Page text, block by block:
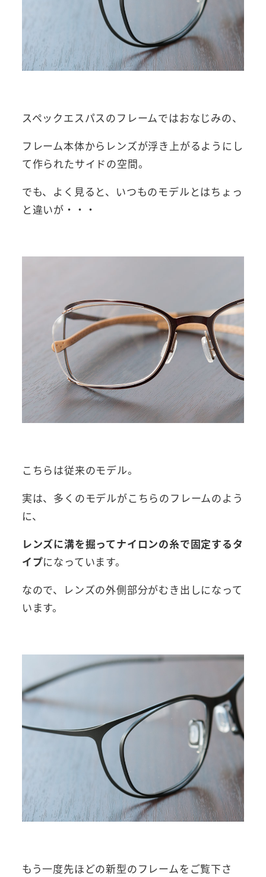
スペックエスパスのフレームではおなじみの、
フレーム本体からレンズが浮き上がるようにし
て作られたサイドの空間。
でも、よく見ると、いつものモデルとはちょっ
と違いが・・・
こちらは従来のモデル。
実は、多くのモデルがこちらのフレームのよう
に、
レンズに溝を掘ってナイロンの糸で固定するタ
イプになっています。
なので、レンズの外側部分がむき出しになって
います。
もう一度先ほどの新型のフレームをご覧下さ